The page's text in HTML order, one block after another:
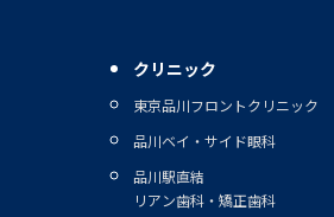
クリニック
東京品川フロントクリニック
品川ベイ・サイド眼科
品川駅直結
リアン歯科・矯正歯科